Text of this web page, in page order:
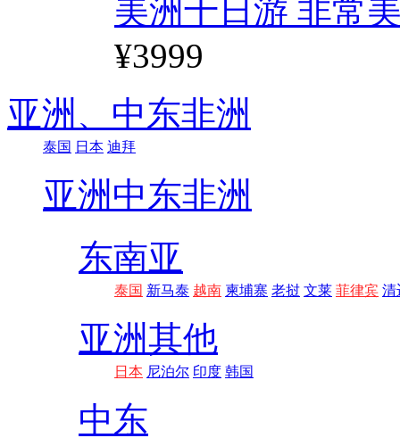
美洲十日游 非常
¥3999
亚洲、 中东非洲
泰国 日本 迪拜
亚洲 中东非洲
东南亚
泰国 新马泰 越南 柬埔寨 老挝 文莱 菲律宾 清
亚洲其他
日本 尼泊尔 印度 韩国
中东